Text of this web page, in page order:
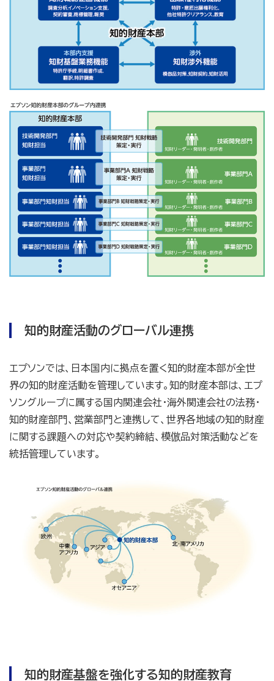
知的財産活動のグローバル連携
エプソンでは、日本国内に拠点を置く知的財産本部が全世
界の知的財産活動を管理しています。知的財産本部は、エプ
ソングループに属する国内関連会社・海外関連会社の法務・
知的財産部門、営業部門と連携して、世界各地域の知的財産
に関する課題への対応や契約締結、模倣品対策活動などを
統括管理しています。
知的財産基盤を強化する知的財産教育